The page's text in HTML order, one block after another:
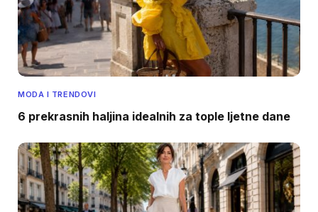
MODA I TRENDOVI
6 prekrasnih haljina idealnih za tople ljetne dane